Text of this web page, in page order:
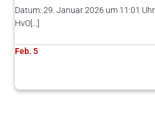
Datum: 29. Januar 2026 um 11:01
HvO[…]
Feb. 5